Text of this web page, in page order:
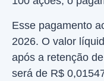
Esse pagamento
2026. O valor
após a retenção
será de R$